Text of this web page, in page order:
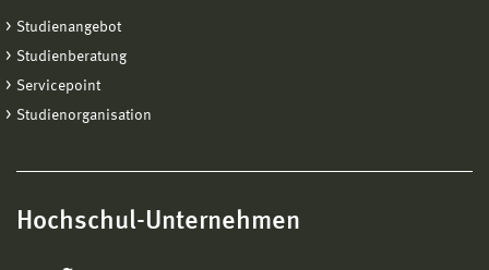
Studienangebot
Studienberatung
Servicepoint
Studienorganisation
Hochschul-Unternehmen